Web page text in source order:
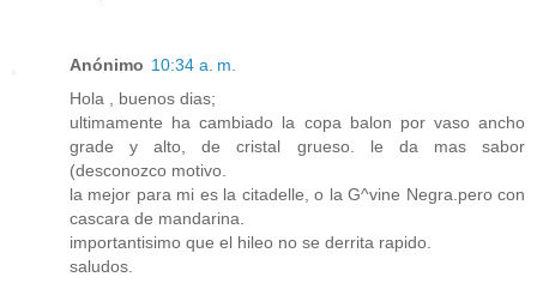
Anónimo 10:34 a. m.
Hola , buenos dias;
ultimamente ha cambiado la copa balon por vaso ancho
grade y alto, de cristal grueso. le da mas sabor
(desconozco motivo.
la mejor para mi es la citadelle, o la G^vine Negra.pero con
cascara de mandarina.
importantisimo que el hileo no se derrita rapido.
saludos.